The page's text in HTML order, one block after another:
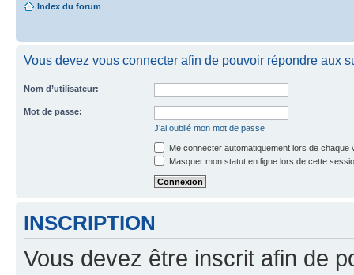
Index du forum
Vous devez vous connecter afin de pouvoir répondre aux
Nom d’utilisateur:
Mot de passe:
J’ai oublié mon mot de passe
Me connecter automatiquement lors de chaque
Masquer mon statut en ligne lors de cette
INSCRIPTION
Vous devez être inscrit afin de